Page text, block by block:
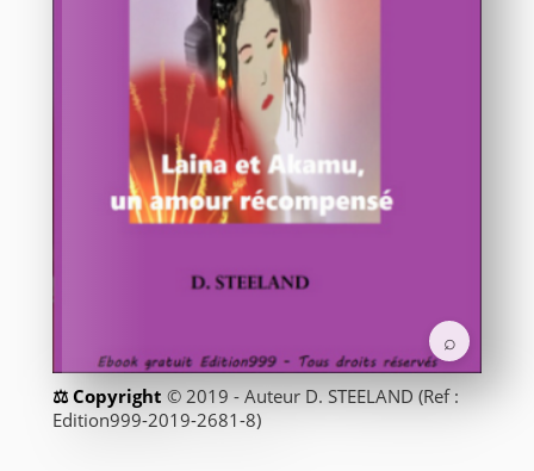
⌕
© 2019 - Auteur D. STEELAND (Ref :
Edition999-2019-2681-8)